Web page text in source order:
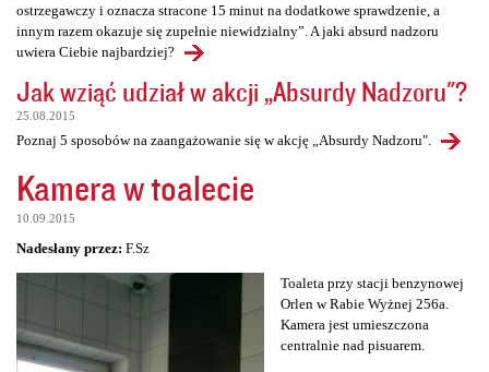
ostrzegawczy i oznacza stracone 15 minut na dodatkowe sprawdzenie, a
innym razem okazuje się zupełnie niewidzialny”. A jaki absurd nadzoru
uwiera Ciebie najbardziej?
Jak wziąć udział w akcji „Absurdy Nadzoru"?
25.08.2015
Poznaj 5 sposobów na zaangażowanie się w akcję „Absurdy Nadzoru".
Kamera w toalecie
10.09.2015
Nadesłany przez: F.Sz
Toaleta przy stacji benzynowej
Orlen w Rabie Wyżnej 256a.
Kamera jest umieszczona
centralnie nad pisuarem.